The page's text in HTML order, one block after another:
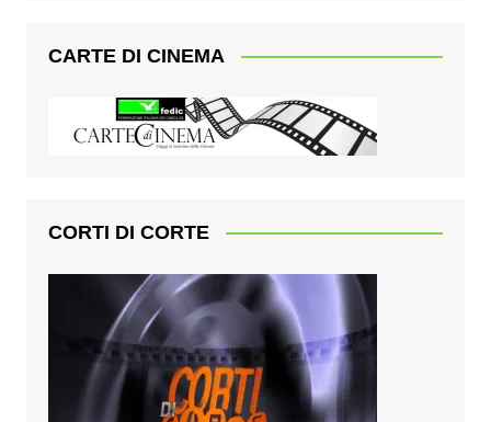
CARTE DI CINEMA
CORTI DI CORTE